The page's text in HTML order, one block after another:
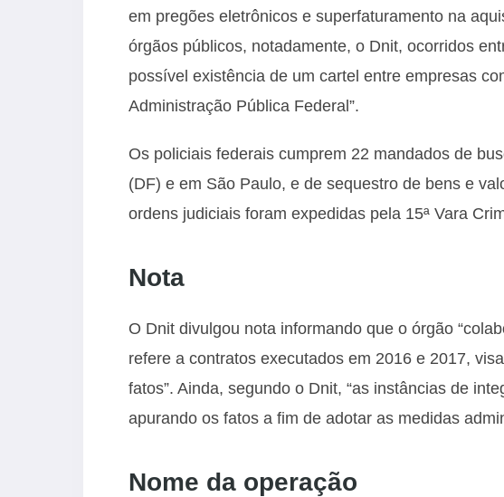
em pregões eletrônicos e superfaturamento na
órgãos públicos, notadamente, o Dnit, ocorridos
possível existência de um cartel entre empresas
Administração Pública Federal”.
Os policiais federais cumprem 22 mandados de
(DF) e em São Paulo, e de sequestro de bens e
ordens judiciais foram expedidas pela 15ª Vara
Nota
O Dnit divulgou nota informando que o órgão
refere a contratos executados em 2016 e 2017,
fatos”. Ainda, segundo o Dnit, “as instâncias de
apurando os fatos a fim de adotar as medidas
Nome da operação